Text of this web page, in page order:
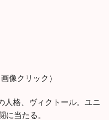
画像クリック）
人格、ヴィクトール。ユニ
に当たる。